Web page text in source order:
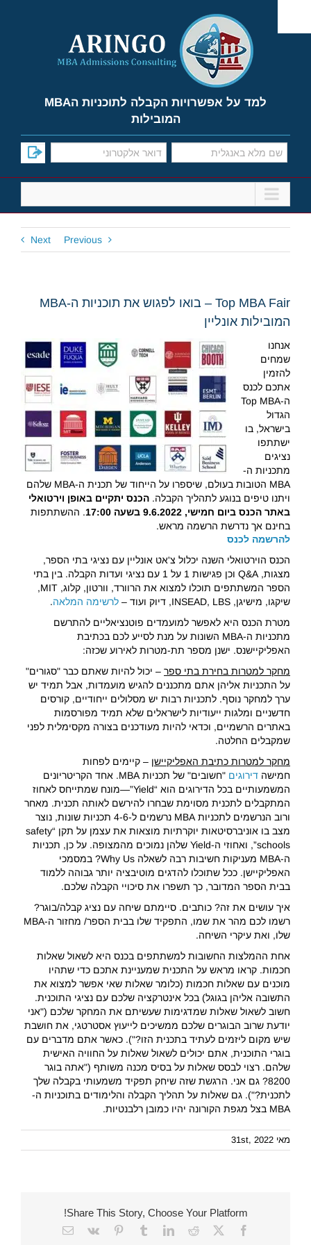
content
למד על אפשרויות הקבלה לתוכניות הMBA
המובילות
Previous
Next
Top MBA Fair – בואו לפגוש את תוכניות ה-MBA
המובילות אונליין
אנחנו
שמחים
להזמין
אתכם לכנס
ה-Top MBA
הגדול
בישראל, בו
ישתתפו
נציגים
מתכניות ה-
MBA הטובות בעולם, שיספרו על הייחוד של תכנית ה-MBA שלהם
ויתנו טיפים בנוגע לתהליך הקבלה. הכנס יתקיים באופן וירטואלי
באתר הכנס ביום חמישי, 9.6.2022 בשעה 17:00
. ההשתתפות
בחינם אך נדרשת הרשמה מראש.
להרשמה לכנס
הכנס הוירטואלי השנה יכלול צ'אט אונליין עם נציגי בתי הספר,
מצגות, Q&A וכן פגישות 1 על 1 עם נציגי ועדות הקבלה. בין בתי
הספר המשתתפים תוכלו למצוא את הרוורד, וורטון, קלוג, MIT,
שיקגו, מישיגן, INSEAD, LBS, דיוק ועוד –
לרשימה המלאה.
מטרת הכנס היא לאפשר למועמדים פוטנציאליים להתרשם
מתכניות ה-MBA השונות על מנת לסייע לכם בכתיבת
האפליקיישנס. ישנן מספר תת-מטרות לאירוע שכזה:
מחקר למטרות בחירת בתי ספר – יכול להיות שאתם כבר "סגורים"
על התכניות אליהן אתם מתכננים להגיש מועמדות, אבל תמיד יש
ערך למחקר נוסף. לתכניות רבות יש מסלולים ייחודיים, קורסים
חדשניים ומלגות ייעודיות לישראלים שלא תמיד מפורסמות
באתרים הרשמיים, וכדאי להיות מעודכנים בצורה מקסימלית לפני
שמקבלים החלטה.
מחקר למטרות כתיבת האפליקיישן – קיימים לפחות
חמישה דירוגים
"חשובים" של תכניות MBA. אחד הקריטריונים
המשמעותיים בכל הדירוגים הוא “Yield”—מונח שמתייחס לאחוז
המתקבלים לתכנית מסוימת שבחרו להירשם לאותה תכנית. מאחר
ורוב הנרשמים לתכניות MBA נרשמים ל-4-6 תכניות שונות, נוצר
מצב בו אוניברסיטאות יוקרתיות מוצאות את עצמן על תקן “safety
schools”, ואחוזי ה-Yield שלהן נמוכים מהמצופה. על כן, תכניות
ה-MBA מעניקות חשיבות רבה לשאלה Why Us? במסמכי
האפליקיישן. ככל שתוכלו להדגים מוטיבציה יותר גבוהה ללמוד
בבית הספר המדובר, כך תשפרו את סיכויי הקבלה שלכם.
איך עושים את זה? כותבים. סיימתם שיחה עם נציג קבלה/בוגר?
רשמו לכם מהר את שמו, התפקיד שלו בבית הספר/ מחזור ה-MBA
שלו, ואת עיקרי השיחה.
אחת ההמלצות החשובות למשתתפים בכנס היא לשאול שאלות
חכמות. קראו מראש על התכנית שמעניינת אתכם כדי שתהיו
מוכנים עם שאלות חכמות (כלומר שאלות שאי אפשר למצוא את
התשובה אליהן בגוגל) בכל אינטרקציה שלכם עם נציגי התוכנית.
חשוב לשאול שאלות שמדגימות שעשיתם את המחקר שלכם ("אני
יודעת שרוב הבוגרים שלכם ממשיכים לייעוץ אסטרטגי, את חושבת
שיש מקום ליזמים לעתיד בתכנית הזו?"). כאשר אתם מדברים עם
בוגרי התוכנית, אתם יכולים לשאול שאלות על החוויה האישית
שלהם. רצוי לבסס שאלות על בסיס מכנה משותף ("אתה בוגר
8200? גם אני. הרגשת שזה שיחק תפקיד משמעותי בקבלה שלך
לתכנית?"). גם שאלות על תהליך הקבלה והלימודים בתוכניות ה-
MBA בצל מגפת הקורונה יהיו כמובן רלבנטיות.
מאי 31st, 2022
Share This Story, Choose Your Platform!
Facebook
X
Reddit
LinkedIn
Tumblr
Pinterest
Vk
Email